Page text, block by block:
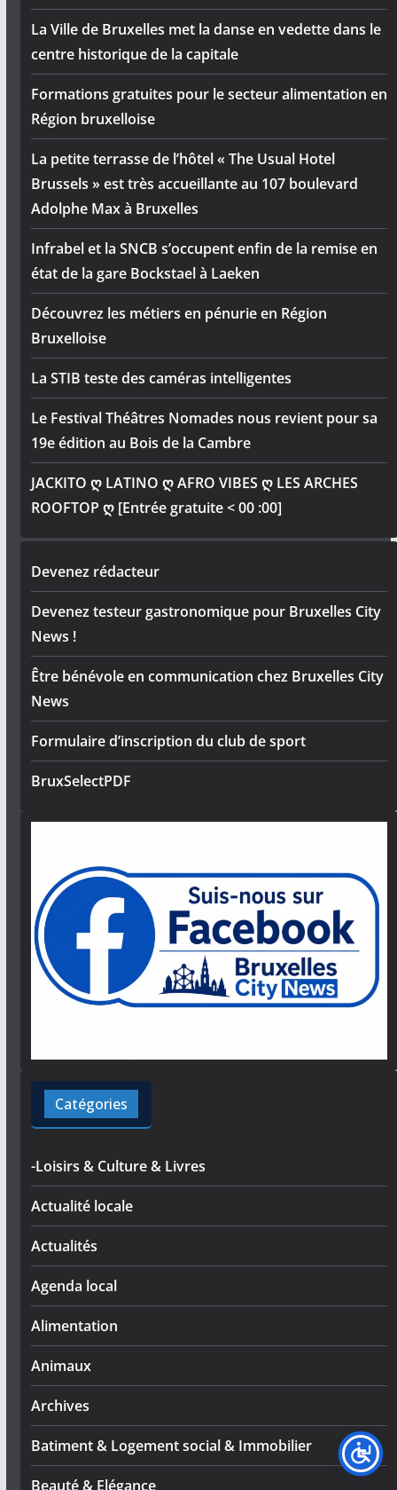
La Ville de Bruxelles met la danse en vedette dans le
centre historique de la capitale
Formations gratuites pour le secteur alimentation en
Région bruxelloise
La petite terrasse de l’hôtel « The Usual Hotel
Brussels » est très accueillante au 107 boulevard
Adolphe Max à Bruxelles
Infrabel et la SNCB s’occupent enfin de la remise en
état de la gare Bockstael à Laeken
Découvrez les métiers en pénurie en Région
Bruxelloise
La STIB teste des caméras intelligentes
Le Festival Théâtres Nomades nous revient pour sa
19e édition au Bois de la Cambre
JACKITO ღ LATINO ღ AFRO VIBES ღ LES ARCHES
ROOFTOP ღ [Entrée gratuite < 00 :00]
Devenez rédacteur
Devenez testeur gastronomique pour Bruxelles City
News !
Être bénévole en communication chez Bruxelles City
News
Formulaire d’inscription du club de sport
BruxSelectPDF
Catégories
-Loisirs & Culture & Livres
Actualité locale
Actualités
Agenda local
Alimentation
Animaux
Archives
Batiment & Logement social & Immobilier
Beauté & Elégance